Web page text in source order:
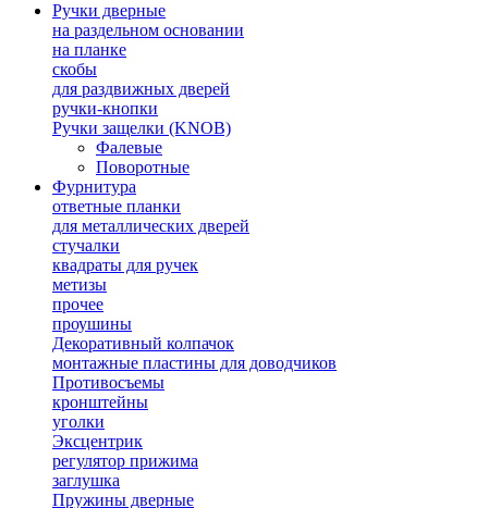
Ручки дверные
на раздельном основании
на планке
скобы
для раздвижных дверей
ручки-кнопки
Ручки защелки (KNOB)
Фалевые
Поворотные
Фурнитура
ответные планки
для металлических дверей
стучалки
квадраты для ручек
метизы
прочее
проушины
Декоративный колпачок
монтажные пластины для доводчиков
Противосъемы
кронштейны
уголки
Эксцентрик
регулятор прижима
заглушка
Пружины дверные